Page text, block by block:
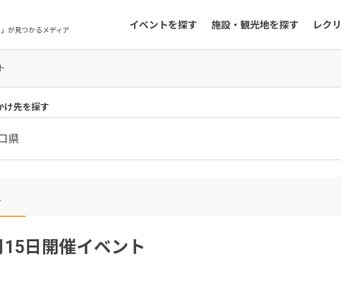
」が見つかるメディア イベントを探す 施設・観光地を探す レク
け先を探す
県
日開催イベント